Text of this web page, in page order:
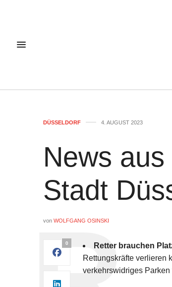
DÜSSELDORF 4. AUGUST 2023
News
Stadt
von WOLFGANG OSINSKI
0
Retter brauchen
Rettungskräfte verlieren
verkehrswidriges